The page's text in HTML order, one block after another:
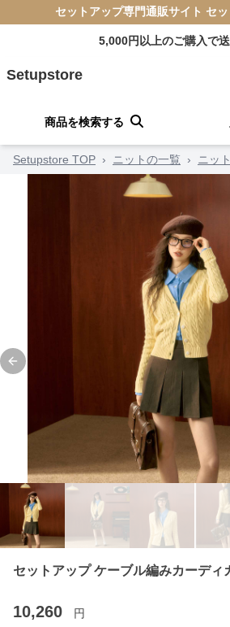
セットアップ専門通販サイト セ
5,000円以上のご購入で
Setupstore
商品を検索する
Setupstore TOP › ニットの一覧 › ニッ
Previous slide
セットアップ ケーブル編みカーディ
10,260 円